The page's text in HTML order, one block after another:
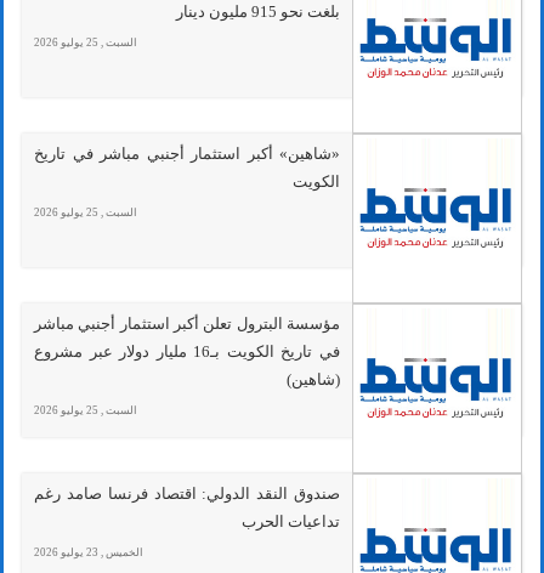
بلغت نحو 915 مليون دينار
السبت , 25 يوليو 2026
«شاهين» أكبر استثمار أجنبي مباشر في تاريخ
الكويت
السبت , 25 يوليو 2026
مؤسسة البترول تعلن أكبر استثمار أجنبي مباشر
في تاريخ الكويت بـ16 مليار دولار عبر مشروع
(شاهين)
السبت , 25 يوليو 2026
صندوق النقد الدولي: اقتصاد فرنسا صامد رغم
تداعيات الحرب
الخميس , 23 يوليو 2026